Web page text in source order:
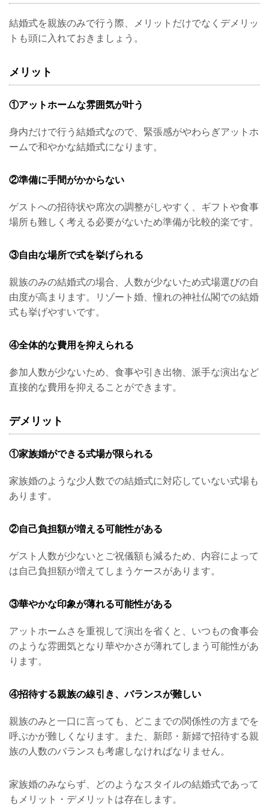
結婚式を親族のみで行う際、メリットだけでなくデメリッ
トも頭に入れておきましょう。
メリット
①アットホームな雰囲気が叶う
身内だけで行う結婚式なので、緊張感がやわらぎアットホ
ームで和やかな結婚式になります。
②準備に手間がかからない
ゲストへの招待状や席次の調整がしやすく、ギフトや食事
場所も難しく考える必要がないため準備が比較的楽です。
③自由な場所で式を挙げられる
親族のみの結婚式の場合、人数が少ないため式場選びの自
由度が高まります。リゾート婚、憧れの神社仏閣での結婚
式も挙げやすいです。
④全体的な費用を抑えられる
参加人数が少ないため、食事や引き出物、派手な演出など
直接的な費用を抑えることができます。
デメリット
①家族婚ができる式場が限られる
家族婚のような少人数での結婚式に対応していない式場も
あります。
②自己負担額が増える可能性がある
ゲスト人数が少ないとご祝儀額も減るため、内容によって
は自己負担額が増えてしまうケースがあります。
③華やかな印象が薄れる可能性がある
アットホームさを重視して演出を省くと、いつもの食事会
のような雰囲気となり華やかさが薄れてしまう可能性があ
ります。
④招待する親族の線引き、バランスが難しい
親族のみと一口に言っても、どこまでの関係性の方までを
呼ぶかが難しくなります。また、新郎・新婦で招待する親
族の人数のバランスも考慮しなければなりません。
家族婚のみならず、どのようなスタイルの結婚式であって
もメリット・デメリットは存在します。